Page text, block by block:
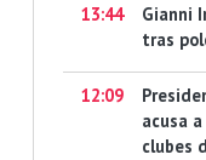
13:44
Gianni
tras
12:09
acusa
clubes